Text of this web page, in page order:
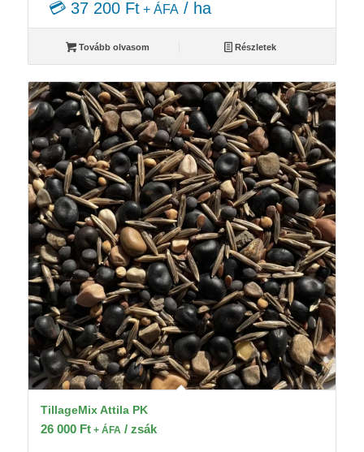
💳 37 200 Ft+ ÁFA/ ha
Tovább olvasom Részletek
TillageMix Attila PK
26 000 Ft+ ÁFA / zsák